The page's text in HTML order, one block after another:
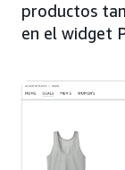
productos
en el widget